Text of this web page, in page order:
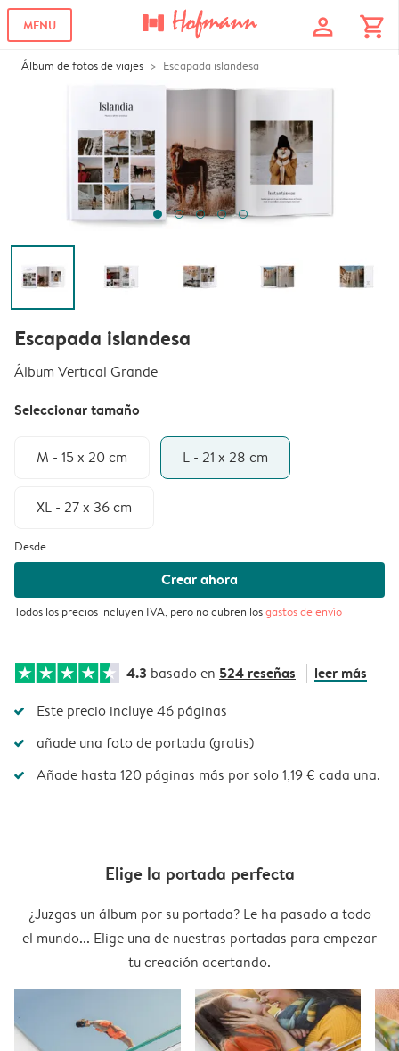
MENU profile shopping_cart
Álbum de fotos de viajes Escapada islandesa
Escapada islandesa
Álbum Vertical Grande
Seleccionar tamaño
M - 15 x 20 cm L - 21 x 28 cm
XL - 27 x 36 cm
Desde
Crear ahora
Todos los precios incluyen IVA, pero no cubren losgastos de envío
4.3 basado en 524 reseñas leer más
Este precio incluye 46 páginas
añade una foto de portada (gratis)
Añade hasta 120 páginas más por solo 1,19 € cada una.
Elige la portada perfecta
¿Juzgas un álbum por su portada? Le ha pasado a todo
el mundo... Elige una de nuestras portadas para empezar
tu creación acertando.